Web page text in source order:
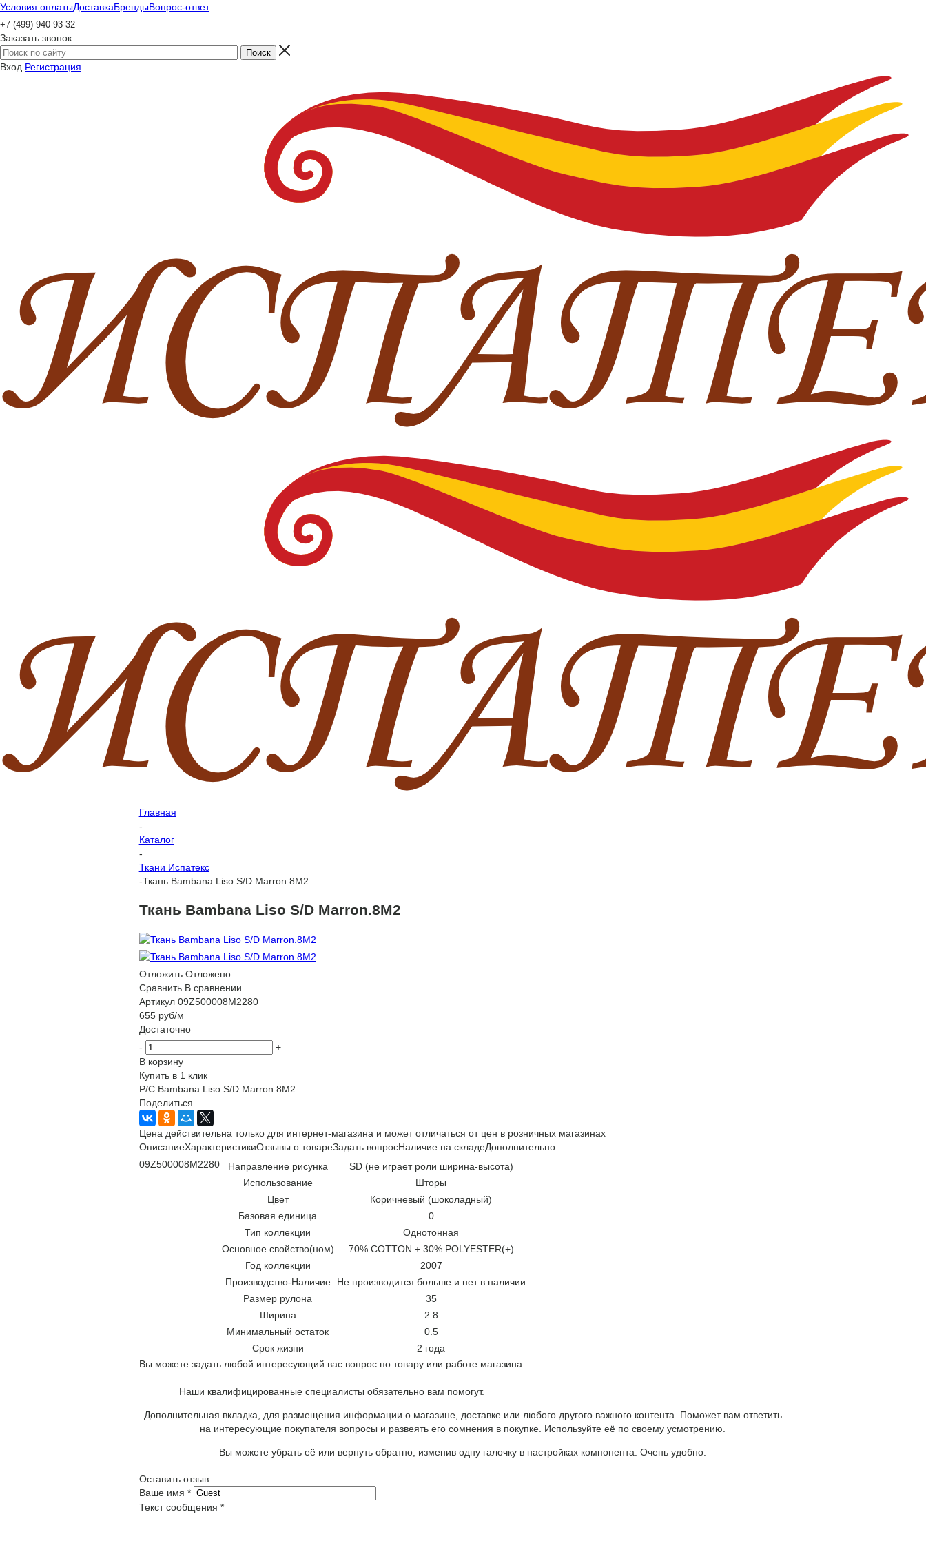
Условия оплатыДоставкаБрендыВопрос-ответ
+7 (499) 940-93-32
Заказать звонок
Вход Регистрация
Главная
-
Каталог
-
Ткани Испатекс
-Ткань Bambana Liso S/D Marron.8M2
Ткань Bambana Liso S/D Marron.8M2
Отложить Отложено
Сравнить В сравнении
Артикул 09Z500008M2280
655руб/м
Достаточно
-
+
В корзину
Купить в 1 клик
P/C Bambana Liso S/D Marron.8M2
Поделиться
Цена действительна только для интернет-магазина и может отличаться от цен в розничных магазинах
ОписаниеХарактеристикиОтзывы о товареЗадать вопросНаличие на складеДополнительно
09Z500008M2280
Направление рисунка
SD (не играет роли ширина-высота)
Использование
Шторы
Цвет
Коричневый (шоколадный)
Базовая единица
0
Тип коллекции
Однотонная
Основное свойство(ном)
70% COTTON + 30% POLYESTER(+)
Год коллекции
2007
Производство-Наличие
Не производится больше и нет в наличии
Размер рулона
35
Ширина
2.8
Минимальный остаток
0.5
Срок жизни
2 года
Вы можете задать любой интересующий вас вопрос по товару или работе магазина.
Наши квалифицированные специалисты обязательно вам помогут.
Дополнительная вкладка, для размещения информации о магазине, доставке или любого другого важного контента. Поможет вам ответить
на интересующие покупателя вопросы и развеять его сомнения в покупке. Используйте её по своему усмотрению.
Вы можете убрать её или вернуть обратно, изменив одну галочку в настройках компонента. Очень удобно.
Оставить отзыв
Ваше имя *
Текст сообщения *